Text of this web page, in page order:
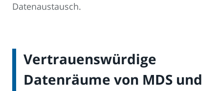
Datenaustausch.
Vertrauenswürdige
Datenräume von MDS und